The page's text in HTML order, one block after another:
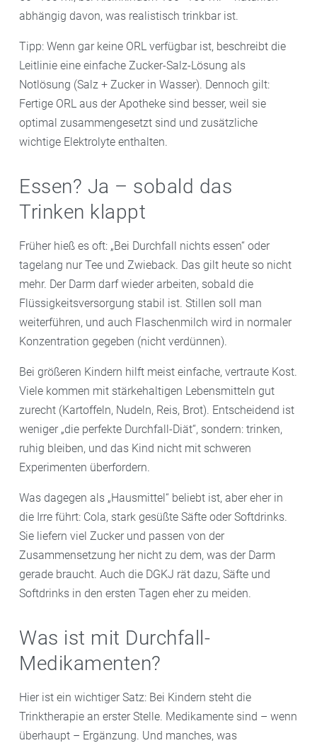
abhängig davon, was realistisch trinkbar ist.
Tipp: Wenn gar keine ORL verfügbar ist, beschreibt die
Leitlinie eine einfache Zucker-Salz-Lösung als
Notlösung (Salz + Zucker in Wasser). Dennoch gilt:
Fertige ORL aus der Apotheke sind besser, weil sie
optimal zusammengesetzt sind und zusätzliche
wichtige Elektrolyte enthalten.
Essen? Ja – sobald das
Trinken klappt
Früher hieß es oft: „Bei Durchfall nichts essen“ oder
tagelang nur Tee und Zwieback. Das gilt heute so nicht
mehr. Der Darm darf wieder arbeiten, sobald die
Flüssigkeitsversorgung stabil ist. Stillen soll man
weiterführen, und auch Flaschenmilch wird in normaler
Konzentration gegeben (nicht verdünnen).
Bei größeren Kindern hilft meist einfache, vertraute Kost.
Viele kommen mit stärkehaltigen Lebensmitteln gut
zurecht (Kartoffeln, Nudeln, Reis, Brot). Entscheidend ist
weniger „die perfekte Durchfall-Diät“, sondern: trinken,
ruhig bleiben, und das Kind nicht mit schweren
Experimenten überfordern.
Was dagegen als „Hausmittel“ beliebt ist, aber eher in
die Irre führt: Cola, stark gesüßte Säfte oder Softdrinks.
Sie liefern viel Zucker und passen von der
Zusammensetzung her nicht zu dem, was der Darm
gerade braucht. Auch die DGKJ rät dazu, Säfte und
Softdrinks in den ersten Tagen eher zu meiden.
Was ist mit Durchfall-
Medikamenten?
Hier ist ein wichtiger Satz: Bei Kindern steht die
Trinktherapie an erster Stelle. Medikamente sind – wenn
überhaupt – Ergänzung. Und manches, was